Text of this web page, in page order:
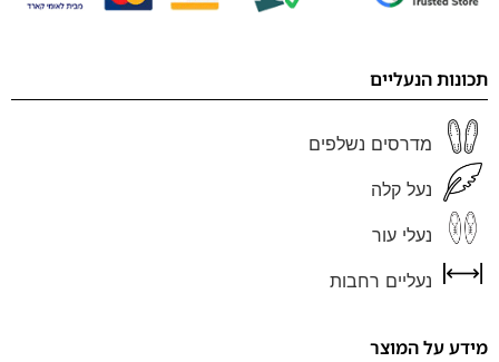
תכונות הנעליים
מדרסים נשלפים
נעל קלה
נעלי עור
נעליים רחבות
מידע על המוצר